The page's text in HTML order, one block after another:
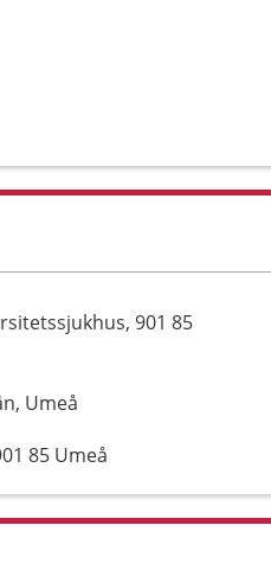
901 85
Umeå
85 Umeå